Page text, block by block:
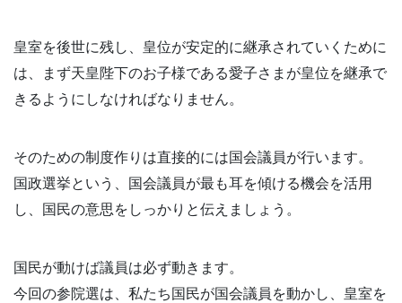
皇室を後世に残し、皇位が安定的に継承されていくために
は、まず天皇陛下のお子様である愛子さまが皇位を継承で
きるようにしなければなりません。
そのための制度作りは直接的には国会議員が行います。
国政選挙という、国会議員が最も耳を傾ける機会を活用
し、国民の意思をしっかりと伝えましょう。
国民が動けば議員は必ず動きます。
今回の参院選は、私たち国民が国会議員を動かし、皇室を